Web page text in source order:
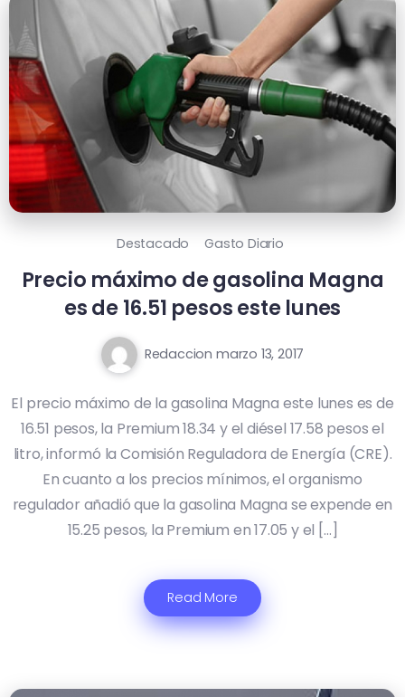
Destacado Gasto Diario
Precio máximo de gasolina Magna
es de 16.51 pesos este lunes
Redaccion marzo 13, 2017
El precio máximo de la gasolina Magna este lunes es de
16.51 pesos, la Premium 18.34 y el diésel 17.58 pesos el
litro, informó la Comisión Reguladora de Energía (CRE).
En cuanto a los precios mínimos, el organismo
regulador añadió que la gasolina Magna se expende en
15.25 pesos, la Premium en 17.05 y el […]
Read More